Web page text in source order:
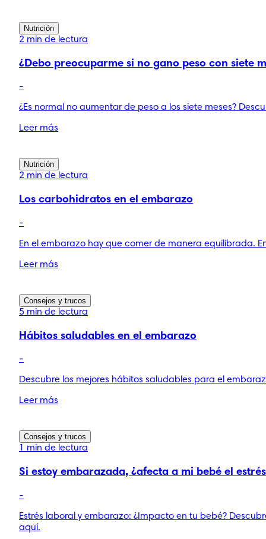
Nutrición
2 min de lectura
¿Debo preocuparme si no gano peso con siete
-
¿Es normal no aumentar de peso a los siete meses?
Leer más
Nutrición
2 min de lectura
Los carbohidratos en el embarazo
-
En el embarazo hay que comer de manera equilibrada.
Leer más
Consejos y trucos
5 min de lectura
Hábitos saludables en el embarazo
-
Descubre los mejores hábitos saludables para el
Leer más
Consejos y trucos
1 min de lectura
Si estoy embarazada, ¿afecta a mi bebé el
-
Estrés laboral y embarazo: ¿Impacto en tu bebé?
aquí.